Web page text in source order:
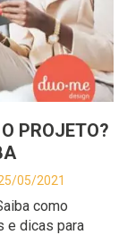
PROJETO?
05/2021
como
e dicas para